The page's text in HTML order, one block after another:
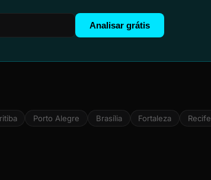
Analisar grátis
Porto Alegre Brasília Fortaleza
Recife